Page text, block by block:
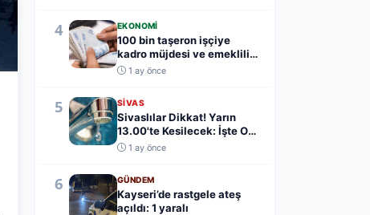
4 EKONOMI
100 bin taşeron işçiye
kadro müjdesi ve emeklilik
yaş şartı açık...
1 ay önce
5 SIVAS
Sivaslılar Dikkat! Yarın
13.00'te Kesilecek: İşte O
Mahalleler.....
1 ay önce
6 GÜNDEM
Kayseri’de rastgele ateş
açıldı: 1 yaralı